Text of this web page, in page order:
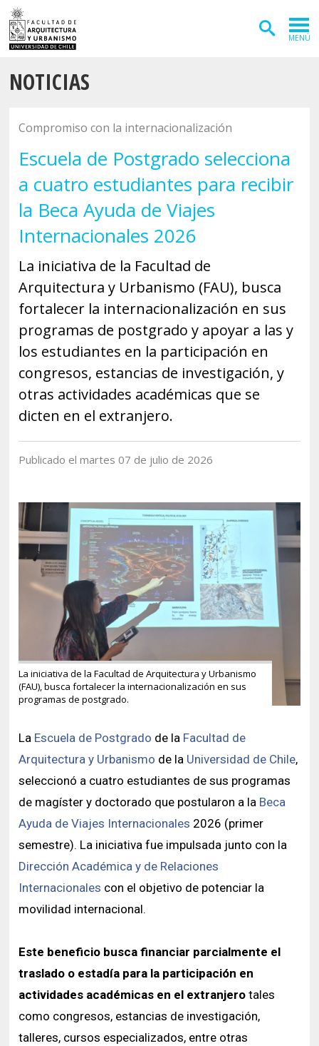
MENÚ
INVESTIGACIÓN
EXTENSIÓN
DEPARTAMENTOS
Arquitectura
Diseño
Geografía
Urbanismo
INSTITUTOS
Vivienda
Historia y Patrimonio
FACULTAD
Estudiantes
Académicos
Funcionarios
Egresados
NOTICIAS
Compromiso con la internacionalización
Escuela de Postgrado selecciona
a cuatro estudiantes para recibir
la Beca Ayuda de Viajes
Internacionales 2026
La iniciativa de la Facultad de
Arquitectura y Urbanismo (FAU), busca
fortalecer la internacionalización en sus
programas de postgrado y apoyar a las y
los estudiantes en la participación en
congresos, estancias de investigación, y
otras actividades académicas que se
dicten en el extranjero.
Publicado el martes 07 de julio de 2026
La iniciativa de la Facultad de Arquitectura y Urbanismo
(FAU), busca fortalecer la internacionalización en sus
programas de postgrado.
La Escuela de Postgrado de la Facultad de
Arquitectura y Urbanismo de la Universidad de Chile,
seleccionó a cuatro estudiantes de sus programas
de magíster y doctorado que postularon a la Beca
Ayuda de Viajes Internacionales 2026 (primer
semestre). La iniciativa fue impulsada junto con la
Dirección Académica y de Relaciones
Internacionales con el objetivo de potenciar la
movilidad internacional.
Este beneficio busca financiar parcialmente el
traslado o estadía para la participación en
actividades académicas en el extranjero tales
como congresos, estancias de investigación,
talleres, cursos especializados, entre otras